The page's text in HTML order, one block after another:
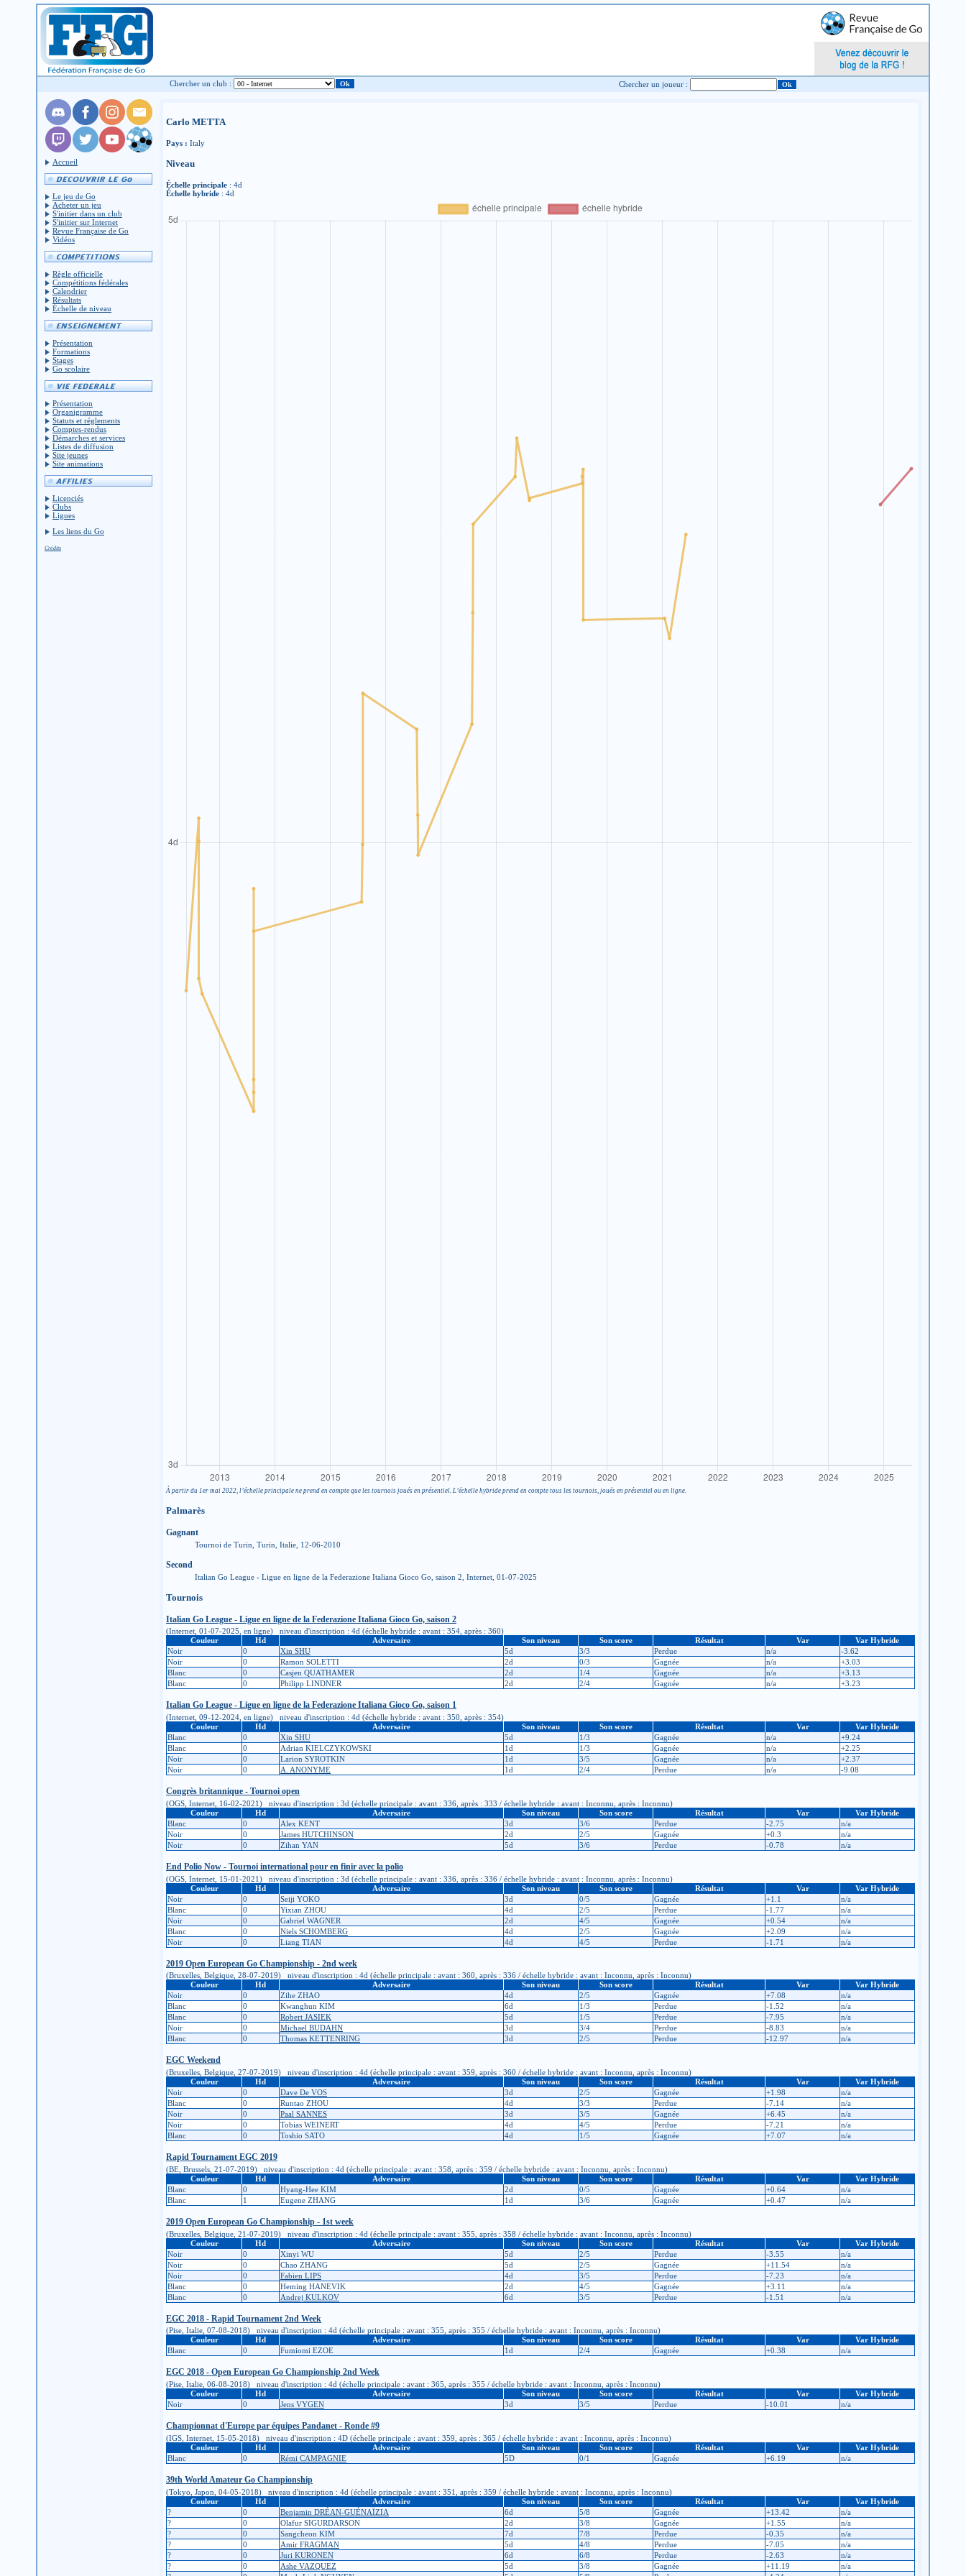
Chercher un club : Chercher un joueur :
Accueil
Le jeu de Go
Acheter un jeu
S'initier dans un club
S'initier sur Internet
Revue Française de Go
Vidéos
Règle officielle
Compétitions fédérales
Calendrier
Résultats
Échelle de niveau
Présentation
Formations
Stages
Go scolaire
Présentation
Organigramme
Statuts et réglements
Comptes-rendus
Démarches et services
Listes de diffusion
Site jeunes
Site animations
Licenciés
Clubs
Ligues
Les liens du Go
Crédits
Carlo METTA
Pays : Italy
Niveau
Échelle principale : 4d
Échelle hybride : 4d
À partir du 1er mai 2022, l’échelle principale ne prend en compte que les tournois joués en présentiel. L’échelle hybride prend en compte tous les tournois, joués en présentiel ou en ligne.
Palmarès
Gagnant
Tournoi de Turin, Turin, Italie, 12-06-2010
Second
Italian Go League - Ligue en ligne de la Federazione Italiana Gioco Go, saison 2, Internet, 01-07-2025
Tournois
Italian Go League - Ligue en ligne de la Federazione Italiana Gioco Go, saison 2
(Internet, 01-07-2025, en ligne) niveau d'inscription : 4d (échelle hybride : avant : 354, après : 360)
Couleur
Hd Adversaire Son niveau Son score Résultat Var
Var Hybride
Noir
0 Xin SHU 5d 3/3 Perdue n/a
-3.62
Noir
0 Ramon SOLETTI 2d 0/3 Gagnée n/a
+3.03
Blanc
0 Casjen QUATHAMER 2d 1/4 Gagnée n/a
+3.13
Blanc
0 Philipp LINDNER 2d 2/4 Gagnée n/a +3.23
Italian Go League - Ligue en ligne de la Federazione Italiana Gioco Go, saison 1
(Internet, 09-12-2024, en ligne) niveau d'inscription : 4d (échelle hybride : avant : 350, après : 354)
Couleur
Hd Adversaire Son niveau Son score Résultat Var
Var Hybride
Blanc
0 Xin SHU 5d 1/3 Gagnée n/a
+9.24
Blanc
0 Adrian KIELCZYKOWSKI 1d 1/3 Gagnée n/a
+2.25
Noir
0 Larion SYROTKIN 1d 3/5 Gagnée n/a
+2.37
Noir
0 A. ANONYME 1d 2/4 Perdue n/a -9.08
Congrès britannique - Tournoi open
(OGS, Internet, 16-02-2021) niveau d'inscription : 3d (échelle principale : avant : 336, après : 333 / échelle hybride : avant : Inconnu, après : Inconnu)
Couleur
Hd Adversaire Son niveau Son score Résultat Var
Var Hybride
Blanc
0 Alex KENT 3d 3/6 Perdue -2.75
n/a
Noir
0 James HUTCHINSON 2d 2/5 Gagnée +0.3
n/a
Noir
0 Zihan YAN 5d 3/6 Perdue -0.78 n/a
End Polio Now - Tournoi international pour en finir avec la polio
(OGS, Internet, 15-01-2021) niveau d'inscription : 3d (échelle principale : avant : 336, après : 336 / échelle hybride : avant : Inconnu, après : Inconnu)
Couleur
Hd Adversaire Son niveau Son score Résultat Var
Var Hybride
Noir
0 Seiji YOKO 3d 0/5 Gagnée +1.1
n/a
Blanc
0 Yixian ZHOU 4d 2/5 Perdue -1.77
n/a
Noir
0 Gabriel WAGNER 2d 4/5 Gagnée +0.54
n/a
Blanc
0 Niels SCHOMBERG 4d 2/5 Gagnée +2.09
n/a
Noir
0 Liang TIAN 4d 4/5 Perdue -1.71 n/a
2019 Open European Go Championship - 2nd week
(Bruxelles, Belgique, 28-07-2019) niveau d'inscription : 4d (échelle principale : avant : 360, après : 336 / échelle hybride : avant : Inconnu, après : Inconnu)
Couleur
Hd Adversaire Son niveau Son score Résultat Var
Var Hybride
Noir
0 Zihe ZHAO 4d 2/5 Gagnée +7.08
n/a
Blanc
0 Kwanghun KIM 6d 1/3 Perdue -1.52
n/a
Blanc
0 Robert JASIEK 5d 1/5 Perdue -7.95
n/a
Noir
0 Michael BUDAHN 3d 3/4 Perdue -8.83
n/a
Blanc
0 Thomas KETTENRING 3d 2/5 Perdue -12.97 n/a
EGC Weekend
(Bruxelles, Belgique, 27-07-2019) niveau d'inscription : 4d (échelle principale : avant : 359, après : 360 / échelle hybride : avant : Inconnu, après : Inconnu)
Couleur
Hd Adversaire Son niveau Son score Résultat Var
Var Hybride
Noir
0 Dave De VOS 3d 2/5 Gagnée +1.98
n/a
Blanc
0 Runtao ZHOU 4d 3/3 Perdue -7.14
n/a
Noir
0 Paal SANNES 3d 3/5 Gagnée +6.45
n/a
Noir
0 Tobias WEINERT 4d 4/5 Perdue -7.21
n/a
Blanc
0 Toshio SATO 4d 1/5 Gagnée +7.07 n/a
Rapid Tournament EGC 2019
(BE, Brussels, 21-07-2019) niveau d'inscription : 4d (échelle principale : avant : 358, après : 359 / échelle hybride : avant : Inconnu, après : Inconnu)
Couleur
Hd Adversaire Son niveau Son score Résultat Var
Var Hybride
Blanc
0 Hyang-Hee KIM 2d 0/5 Gagnée +0.64
n/a
Blanc
1 Eugene ZHANG 1d 3/6 Gagnée +0.47 n/a
2019 Open European Go Championship - 1st week
(Bruxelles, Belgique, 21-07-2019) niveau d'inscription : 4d (échelle principale : avant : 355, après : 358 / échelle hybride : avant : Inconnu, après : Inconnu)
Couleur
Hd Adversaire Son niveau Son score Résultat Var
Var Hybride
Noir
0 Xinyi WU 5d 2/5 Perdue -3.55
n/a
Noir
0 Chao ZHANG 5d 2/5 Gagnée +11.54
n/a
Noir
0 Fabien LIPS 4d 3/5 Perdue -7.23
n/a
Blanc
0 Heming HANEVIK 2d 4/5 Gagnée +3.11
n/a
Blanc
0 Andrej KULKOV 6d 3/5 Perdue -1.51 n/a
EGC 2018 - Rapid Tournament 2nd Week
(Pise, Italie, 07-08-2018) niveau d'inscription : 4d (échelle principale : avant : 355, après : 355 / échelle hybride : avant : Inconnu, après : Inconnu)
Couleur
Hd Adversaire Son niveau Son score Résultat Var
Var Hybride
Blanc
0 Fumiomi EZOE 1d 2/4 Gagnée +0.38 n/a
EGC 2018 - Open European Go Championship 2nd Week
(Pise, Italie, 06-08-2018) niveau d'inscription : 4d (échelle principale : avant : 365, après : 355 / échelle hybride : avant : Inconnu, après : Inconnu)
Couleur
Hd Adversaire Son niveau Son score Résultat Var
Var Hybride
Noir
0 Jens VYGEN 3d 3/5 Perdue -10.01 n/a
Championnat d'Europe par équipes Pandanet - Ronde #9
(IGS, Internet, 15-05-2018) niveau d'inscription : 4D (échelle principale : avant : 359, après : 365 / échelle hybride : avant : Inconnu, après : Inconnu)
Couleur
Hd Adversaire Son niveau Son score Résultat Var
Var Hybride
Blanc
0 Rémi CAMPAGNIE 5D 0/1 Gagnée +6.19 n/a
39th World Amateur Go Championship
(Tokyo, Japon, 04-05-2018) niveau d'inscription : 4d (échelle principale : avant : 351, après : 359 / échelle hybride : avant : Inconnu, après : Inconnu)
Couleur
Hd Adversaire Son niveau Son score Résultat Var
Var Hybride
?
0 Benjamin DRÉAN-GUÉNAÏZIA 6d 5/8 Gagnée +13.42
n/a
?
0 Olafur SIGURDARSON 2d 3/8 Gagnée +1.55
n/a
?
0 Sangcheon KIM 7d 7/8 Perdue -0.35
n/a
?
0 Amir FRAGMAN 5d 4/8 Perdue -7.05
n/a
?
0 Juri KURONEN 6d 6/8 Perdue -2.63
n/a
?
0 Ashe VAZQUEZ 5d 3/8 Gagnée +11.19
n/a